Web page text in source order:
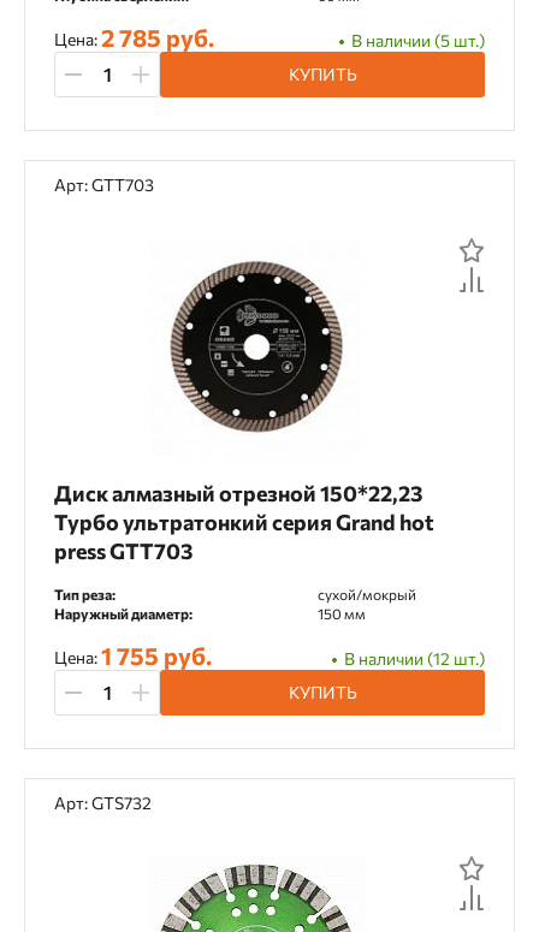
Цена:2 785 руб.
В наличии (5 шт.)
КУПИТЬ
Арт: GTT703
Диск алмазный отрезной 150*22,23
Турбо ультратонкий серия Grand hot
press GTT703
Тип реза:
сухой/мокрый
Наружный диаметр:
150 мм
Цена:1 755 руб.
В наличии (12 шт.)
КУПИТЬ
Арт: GTS732